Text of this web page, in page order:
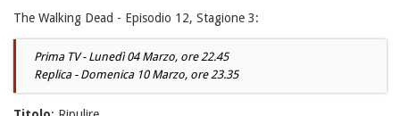
The Walking Dead - Episodio 12, Stagione 3:
Prima TV - Lunedì 04 Marzo, ore 22.45
Replica - Domenica 10 Marzo, ore 23.35